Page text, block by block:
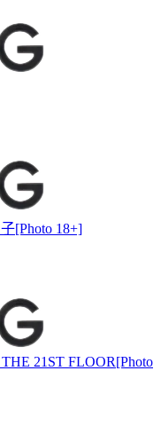
[Photo 18+]
21ST FLOOR[Photo